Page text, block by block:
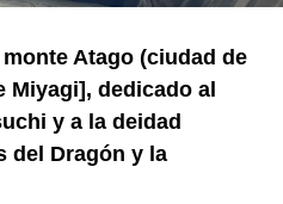
Atago (ciudad de
Miyagi], dedicado al
y a la deidad
del Dragón y la